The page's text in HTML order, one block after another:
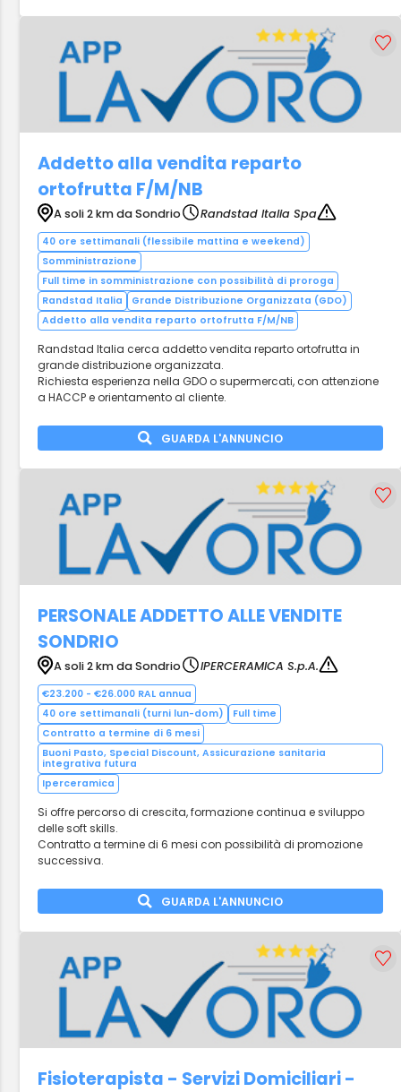
Addetto alla vendita reparto
ortofrutta F/M/NB
A soli 2 km da Sondrio Randstad Italia Spa
40 ore settimanali (flessibile mattina e weekend)
Somministrazione
Full time in somministrazione con possibilità di proroga
Randstad Italia
Grande Distribuzione Organizzata (GDO)
Addetto alla vendita reparto ortofrutta F/M/NB
Randstad Italia cerca addetto vendita reparto ortofrutta in
grande distribuzione organizzata.
Richiesta esperienza nella GDO o supermercati, con attenzione
a HACCP e orientamento al cliente.
GUARDA L'ANNUNCIO
PERSONALE ADDETTO ALLE VENDITE
SONDRIO
A soli 2 km da Sondrio IPERCERAMICA S.p.A.
€23.200 - €26.000 RAL annua
40 ore settimanali (turni lun-dom)
Full time
Contratto a termine di 6 mesi
Buoni Pasto, Special Discount, Assicurazione sanitaria
integrativa futura
Iperceramica
Si offre percorso di crescita, formazione continua e sviluppo
delle soft skills.
Contratto a termine di 6 mesi con possibilità di promozione
successiva.
GUARDA L'ANNUNCIO
Fisioterapista - Servizi Domiciliari -